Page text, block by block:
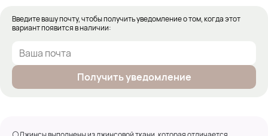
Введите вашу почту, чтобы получить уведомление о том, когда этот
вариант появится в наличии:
Получить уведомление